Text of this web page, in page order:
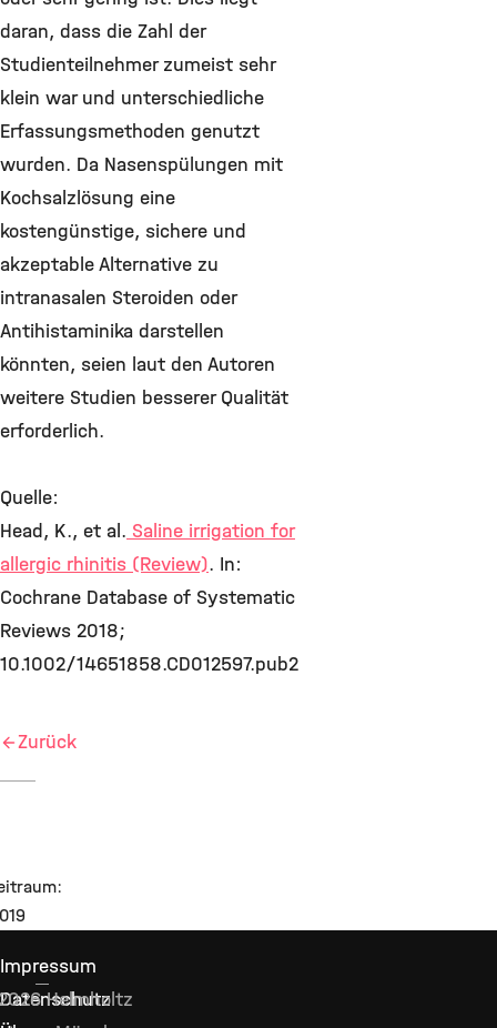
daran, dass die Zahl der
Studienteilnehmer zumeist sehr
klein war und unterschiedliche
Erfassungsmethoden genutzt
wurden. Da Nasenspülungen mit
Kochsalzlösung eine
kostengünstige, sichere und
akzeptable Alternative zu
intranasalen Steroiden oder
Antihistaminika darstellen
könnten, seien laut den Autoren
weitere Studien besserer Qualität
erforderlich.
Quelle:
Head, K., et al. Saline irrigation for
allergic rhinitis (Review). In:
Cochrane Database of Systematic
Reviews 2018;
10.1002/14651858.CD012597.pub2
Zurück